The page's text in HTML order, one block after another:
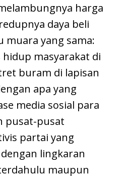
harga
daya beli
muara yang sama:
masyarakat di
buram di lapisan
apa yang
media sosial para
pusat-pusat
partai yang
lingkaran
maupun